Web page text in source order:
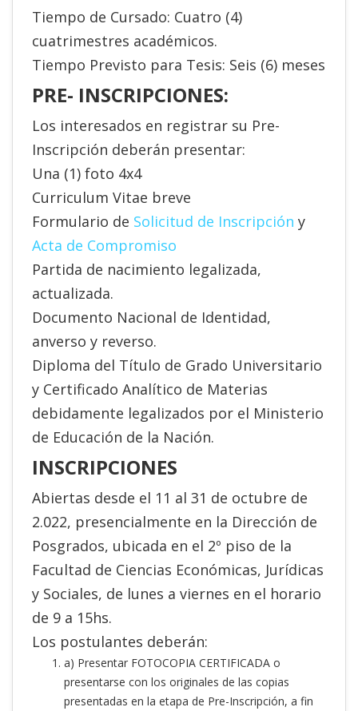
Tiempo de Cursado: Cuatro (4)
cuatrimestres académicos.
Tiempo Previsto para Tesis: Seis (6) meses
PRE- INSCRIPCIONES:
Los interesados en registrar su Pre-
Inscripción deberán presentar:
Una (1) foto 4x4
Curriculum Vitae breve
Formulario de Solicitud de Inscripción y
Acta de Compromiso
Partida de nacimiento legalizada,
actualizada.
Documento Nacional de Identidad,
anverso y reverso.
Diploma del Título de Grado Universitario
y Certificado Analítico de Materias
debidamente legalizados por el Ministerio
de Educación de la Nación.
INSCRIPCIONES
Abiertas desde el 11 al 31 de octubre de
2.022, presencialmente en la Dirección de
Posgrados, ubicada en el 2º piso de la
Facultad de Ciencias Económicas, Jurídicas
y Sociales, de lunes a viernes en el horario
de 9 a 15hs.
Los postulantes deberán:
a) Presentar FOTOCOPIA CERTIFICADA o
presentarse con los originales de las copias
presentadas en la etapa de Pre-Inscripción, a fin